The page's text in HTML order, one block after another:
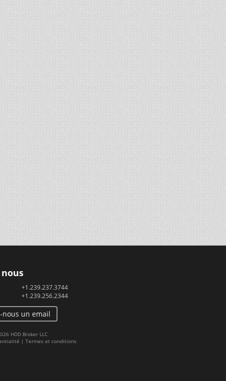
+1.239.237.3744
+1.239.256.2344
nous un email
HDD Broker LLC
| Termes et conditions